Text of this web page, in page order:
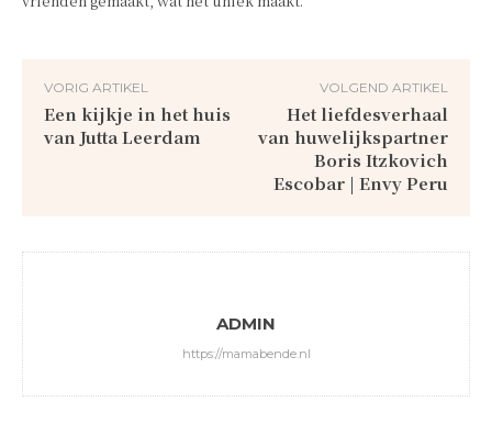
VORIG ARTIKEL
Een kijkje in het huis
van Jutta Leerdam
VOLGEND ARTIKEL
Het liefdesverhaal
van huwelijkspartner
Boris Itzkovich
Escobar | Envy Peru
ADMIN
https://mamabende.nl